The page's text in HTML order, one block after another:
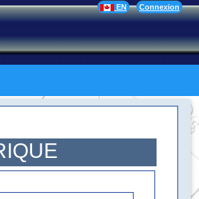
Connexion
EN